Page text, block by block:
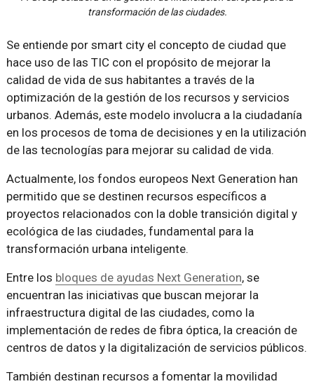
transformación de las ciudades.
Se entiende por smart city el concepto de ciudad que
hace uso de las TIC con el propósito de mejorar la
calidad de vida de sus habitantes a través de la
optimización de la gestión de los recursos y servicios
urbanos. Además, este modelo involucra a la ciudadanía
en los procesos de toma de decisiones y en la utilización
de las tecnologías para mejorar su calidad de vida.
Actualmente, los fondos europeos Next Generation han
permitido que se destinen recursos específicos a
proyectos relacionados con la doble transición digital y
ecológica de las ciudades, fundamental para la
transformación urbana inteligente.
Entre los bloques de ayudas Next Generation, se
encuentran las iniciativas que buscan mejorar la
infraestructura digital de las ciudades, como la
implementación de redes de fibra óptica, la creación de
centros de datos y la digitalización de servicios públicos.
También destinan recursos a fomentar la movilidad